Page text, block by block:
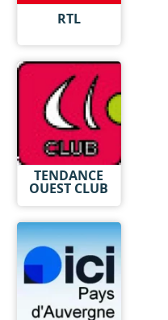
RTL
TENDANCE
OUEST CLUB